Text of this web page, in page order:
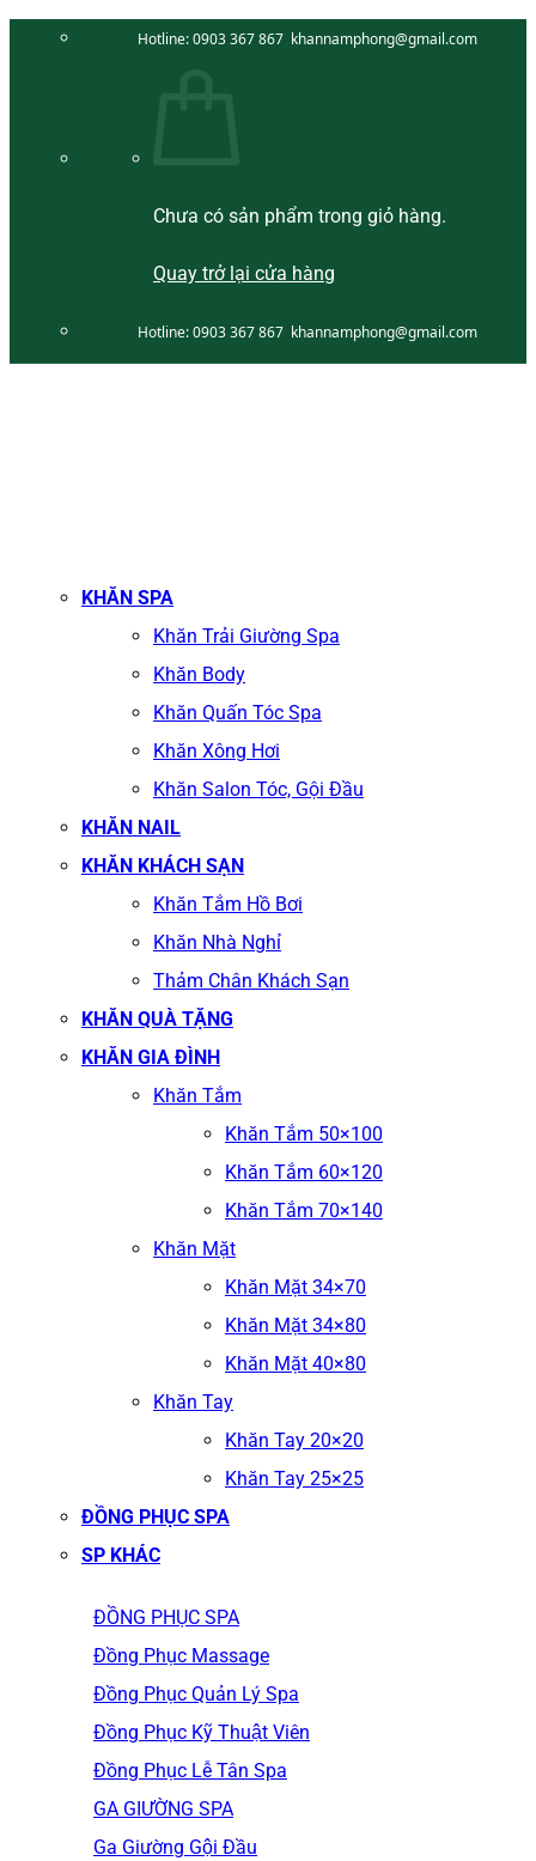
Hotline:0903 367 867 khannamphong@gmail.com
Chưa có sản phẩm trong giỏ hàng.
Quay trở lại cửa hàng
Hotline:0903 367 867 khannamphong@gmail.com
KHĂN SPA
Khăn Trải Giường Spa
Khăn Body
Khăn Quấn Tóc Spa
Khăn Xông Hơi
Khăn Salon Tóc, Gội Đầu
KHĂN NAIL
KHĂN KHÁCH SẠN
Khăn Tắm Hồ Bơi
Khăn Nhà Nghỉ
Thảm Chân Khách Sạn
KHĂN QUÀ TẶNG
KHĂN GIA ĐÌNH
Khăn Tắm
Khăn Tắm 50×100
Khăn Tắm 60×120
Khăn Tắm 70×140
Khăn Mặt
Khăn Mặt 34×70
Khăn Mặt 34×80
Khăn Mặt 40×80
Khăn Tay
Khăn Tay 20×20
Khăn Tay 25×25
ĐỒNG PHỤC SPA
SP KHÁC
ĐỒNG PHỤC SPA
Đồng Phục Massage
Đồng Phục Quản Lý Spa
Đồng Phục Kỹ Thuật Viên
Đồng Phục Lễ Tân Spa
GA GIƯỜNG SPA
Ga Giường Gội Đầu